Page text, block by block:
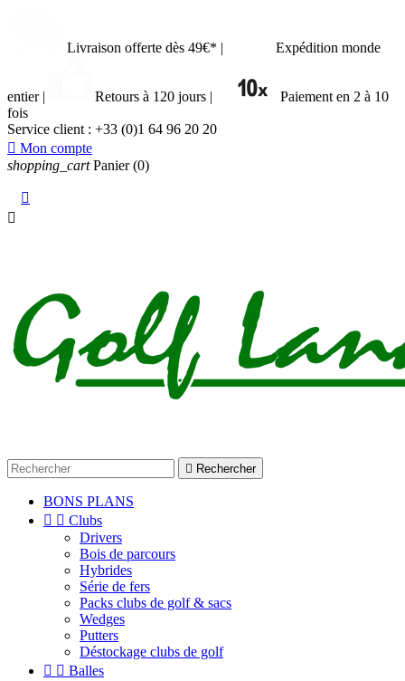
Livraison offerte dès 49€* | Expédition monde
entier | Retours à 120 jours |
Paiement en 2 à 10
fois
Service client : +33 (0)1 64 96 20 20
 Mon compte
shopping_cart Panier (0)


 Rechercher
BONS PLANS
  Clubs
Drivers
Bois de parcours
Hybrides
Série de fers
Packs clubs de golf & sacs
Wedges
Putters
Déstockage clubs de golf
  Balles